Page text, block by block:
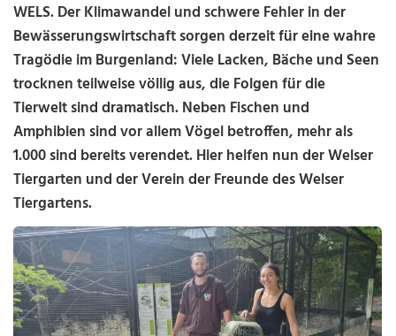
WELS. Der Klimawandel und schwere Fehler in der
Bewässerungswirtschaft sorgen derzeit für eine wahre
Tragödie im Burgenland: Viele Lacken, Bäche und Seen
trocknen teilweise völlig aus, die Folgen für die
Tierwelt sind dramatisch. Neben Fischen und
Amphibien sind vor allem Vögel betroffen, mehr als
1.000 sind bereits verendet. Hier helfen nun der Welser
Tiergarten und der Verein der Freunde des Welser
Tiergartens.